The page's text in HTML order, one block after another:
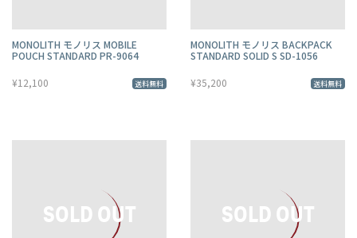
MONOLITH モノリス MOBILE
POUCH STANDARD PR-9064
¥12,100 送料無料
MONOLITH モノリス BACKPACK
STANDARD SOLID S SD-1056
¥35,200 送料無料